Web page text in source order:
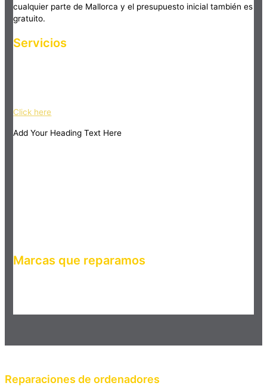
cualquier parte de Mallorca y el presupuesto inicial también es
gratuito.
Servicios
Click here
Add Your Heading Text Here
Marcas que reparamos
Reparaciones de ordenadores